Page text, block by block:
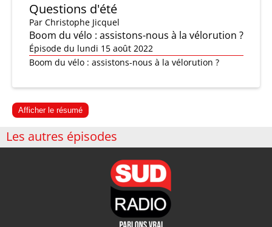
Questions d'été
Par Christophe Jicquel
Boom du vélo : assistons-nous à la vélorution ?
Épisode du lundi 15 août 2022
Boom du vélo : assistons-nous à la vélorution ?
Afficher le résumé
Les autres épisodes